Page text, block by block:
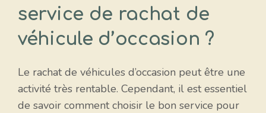
service de rachat de
véhicule d’occasion ?
Le rachat de véhicules d’occasion peut être une
activité très rentable. Cependant, il est essentiel
de savoir comment choisir le bon service pour